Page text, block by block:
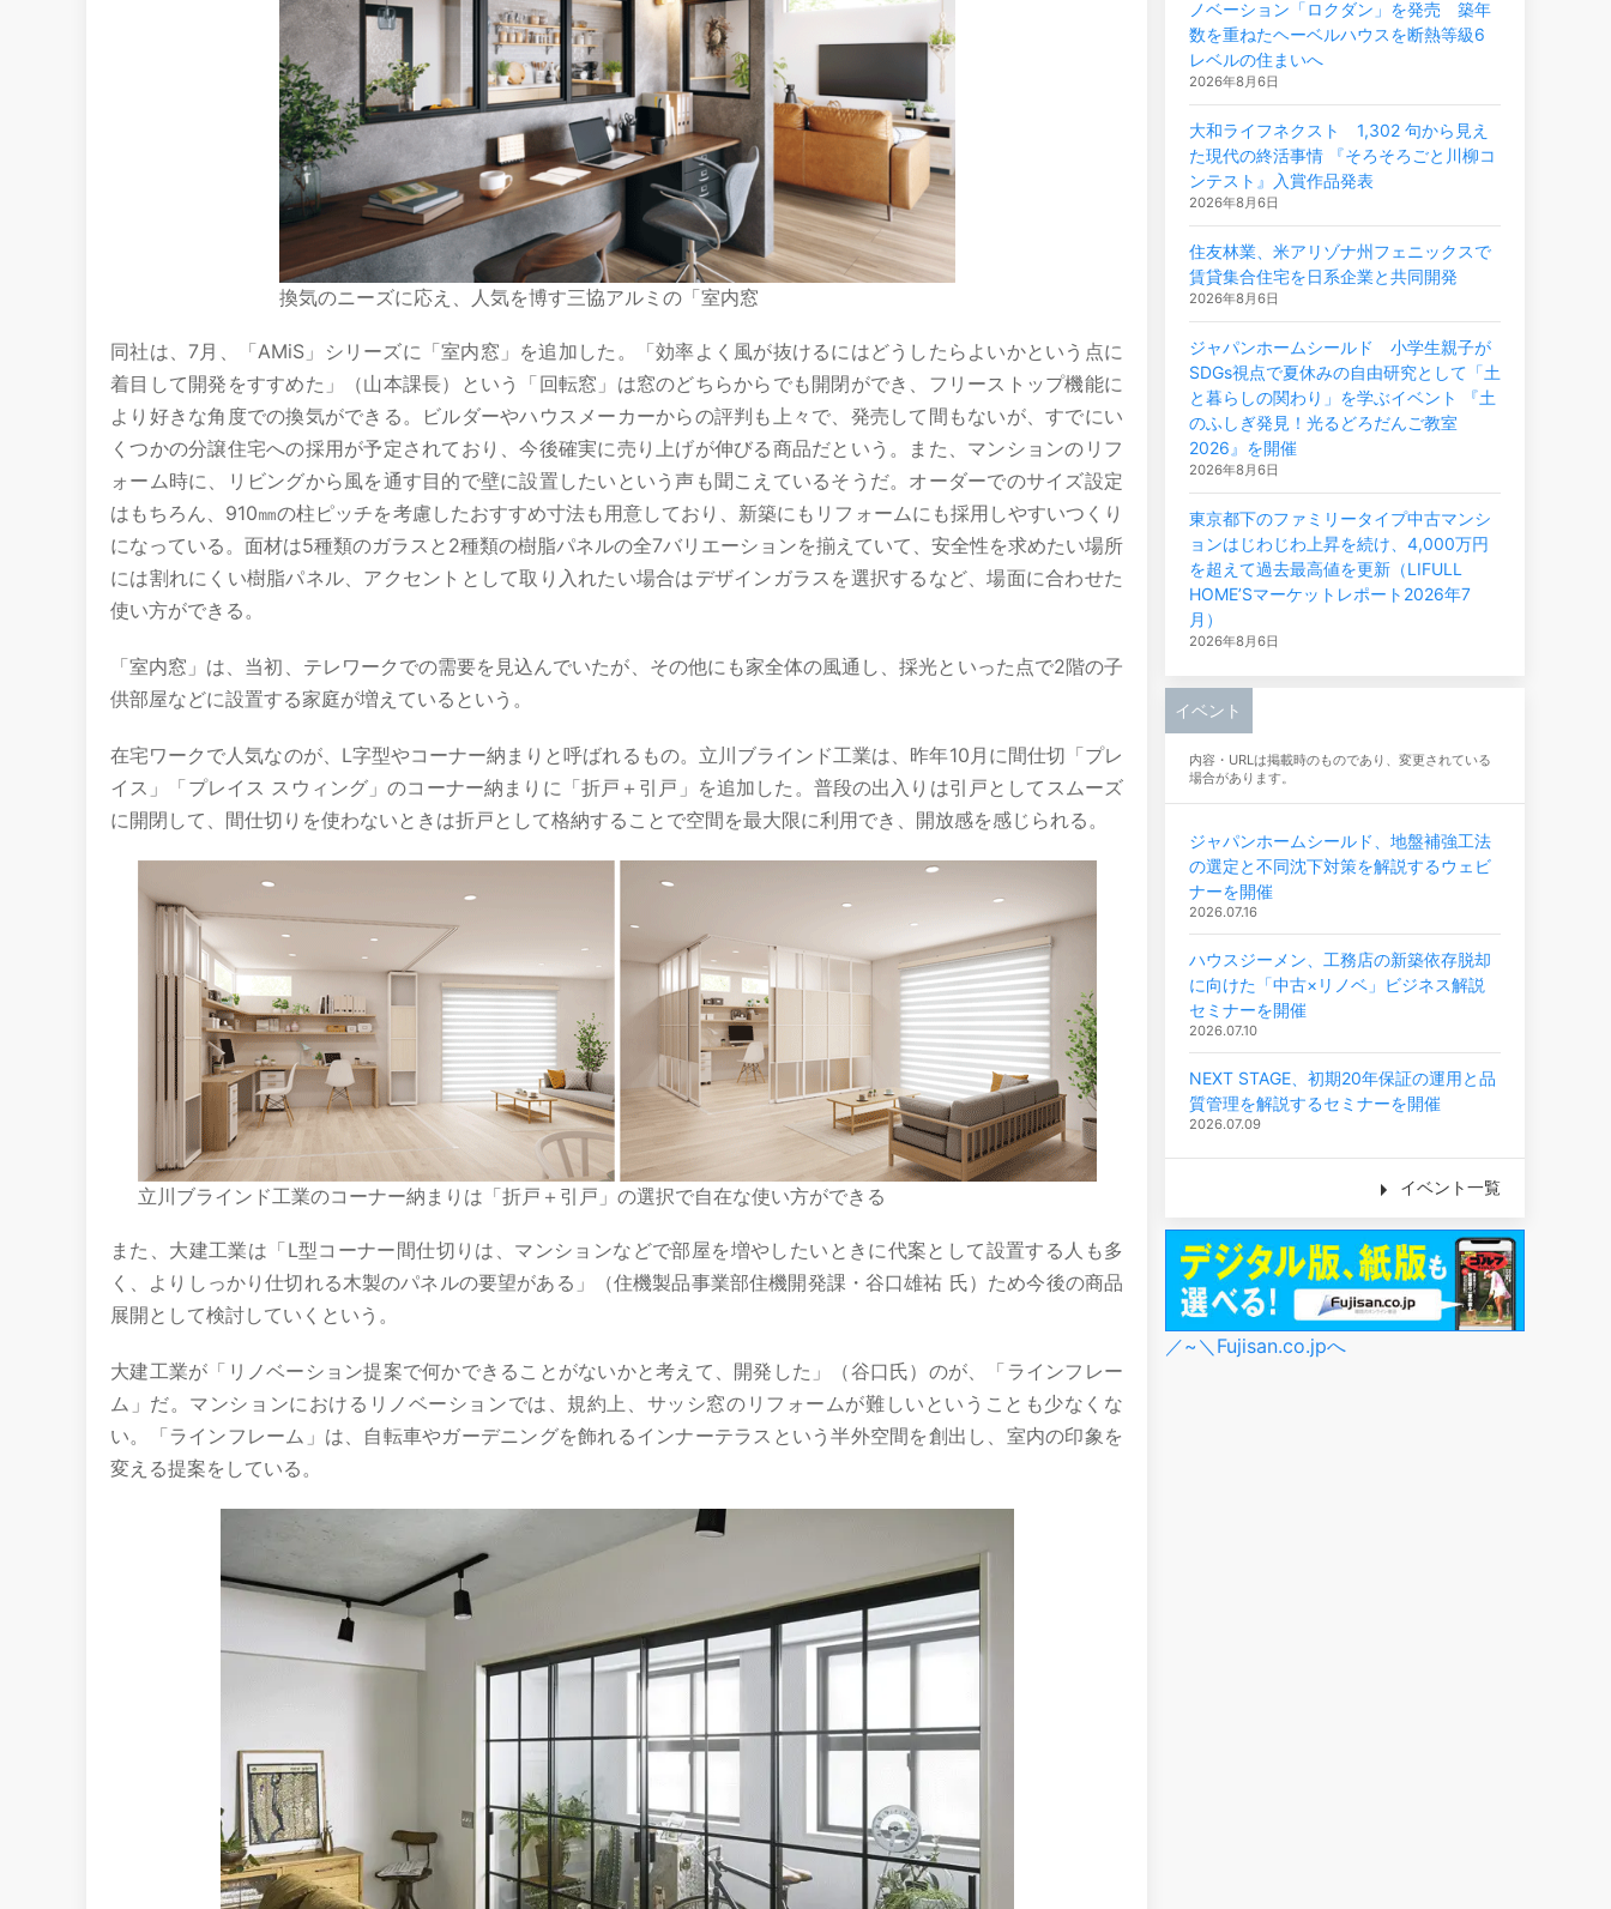
換気のニーズに応え、人気を博す三協アルミの「室内窓
同社は、7月、「AMiS」シリーズに「室内窓」を追加した。「効率よく風が抜けるにはどうしたらよいかという点に
着目して開発をすすめた」（山本課長）という「回転窓」は窓のどちらからでも開閉ができ、フリーストップ機能に
より好きな角度での換気ができる。ビルダーやハウスメーカーからの評判も上々で、発売して間もないが、すでにい
くつかの分譲住宅への採用が予定されており、今後確実に売り上げが伸びる商品だという。また、マンションのリフ
ォーム時に、リビングから風を通す目的で壁に設置したいという声も聞こえているそうだ。オーダーでのサイズ設定
はもちろん、910㎜の柱ピッチを考慮したおすすめ寸法も用意しており、新築にもリフォームにも採用しやすいつくり
になっている。面材は5種類のガラスと2種類の樹脂パネルの全7バリエーションを揃えていて、安全性を求めたい場所
には割れにくい樹脂パネル、アクセントとして取り入れたい場合はデザインガラスを選択するなど、場面に合わせた
使い方ができる。
「室内窓」は、当初、テレワークでの需要を見込んでいたが、その他にも家全体の風通し、採光といった点で2階の子
供部屋などに設置する家庭が増えているという。
在宅ワークで人気なのが、L字型やコーナー納まりと呼ばれるもの。立川ブラインド工業は、昨年10月に間仕切「プレ
イス」「プレイス スウィング」のコーナー納まりに「折戸＋引戸」を追加した。普段の出入りは引戸としてスムーズ
に開閉して、間仕切りを使わないときは折戸として格納することで空間を最大限に利用でき、開放感を感じられる。
立川ブラインド工業のコーナー納まりは「折戸＋引戸」の選択で自在な使い方ができる
また、大建工業は「L型コーナー間仕切りは、マンションなどで部屋を増やしたいときに代案として設置する人も多
く、よりしっかり仕切れる木製のパネルの要望がある」（住機製品事業部住機開発課・谷口雄祐 氏）ため今後の商品
展開として検討していくという。
大建工業が「リノベーション提案で何かできることがないかと考えて、開発した」（谷口氏）のが、「ラインフレー
ム」だ。マンションにおけるリノベーションでは、規約上、サッシ窓のリフォームが難しいということも少なくな
い。「ラインフレーム」は、自転車やガーデニングを飾れるインナーテラスという半外空間を創出し、室内の印象を
変える提案をしている。
ノベーション「ロクダン」を発売 築年
数を重ねたヘーベルハウスを断熱等級6
レベルの住まいへ
2026年8月6日
大和ライフネクスト 1,302 句から見え
た現代の終活事情 『そろそろごと川柳コ
ンテスト』入賞作品発表
2026年8月6日
住友林業、米アリゾナ州フェニックスで
賃貸集合住宅を日系企業と共同開発
2026年8月6日
ジャパンホームシールド 小学生親子が
SDGs視点で夏休みの自由研究として「土
と暮らしの関わり」を学ぶイベント 『土
のふしぎ発見！光るどろだんご教室
2026』を開催
2026年8月6日
東京都下のファミリータイプ中古マンシ
ョンはじわじわ上昇を続け、4,000万円
を超えて過去最高値を更新（LIFULL
HOME’Sマーケットレポート2026年7
月）
2026年8月6日
イベント
内容・URLは掲載時のものであり、変更されている
場合があります。
ジャパンホームシールド、地盤補強工法
の選定と不同沈下対策を解説するウェビ
ナーを開催
2026.07.16
ハウスジーメン、工務店の新築依存脱却
に向けた「中古×リノベ」ビジネス解説
セミナーを開催
2026.07.10
NEXT STAGE、初期20年保証の運用と品
質管理を解説するセミナーを開催
2026.07.09
イベント一覧
／~＼Fujisan.co.jpへ